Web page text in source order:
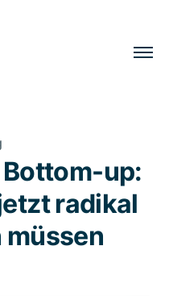
Bottom-up:
radikal
müssen